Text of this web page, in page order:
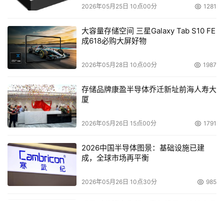
2026年05月25日 10点00分 1281
大容量存储空间 三星Galaxy Tab S10 FE
成618必购大屏好物
2026年05月28日 10点00分 1987
存储品牌康盈半导体乔迁新址前海人寿大
厦
2026年05月26日 15点00分 1791
2026中国半导体图景：基础设施已建
成，全球市场再平衡
2026年05月26日 10点30分 985